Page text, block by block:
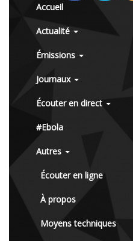
Accueil
Actualité
Émissions
Journaux
Écouter en direct
#Ebola
Autres
Écouter en ligne
À propos
Moyens techniques